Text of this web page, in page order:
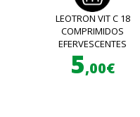
LEOTRON VIT C 18
COMPRIMIDOS
EFERVESCENTES
5,00€